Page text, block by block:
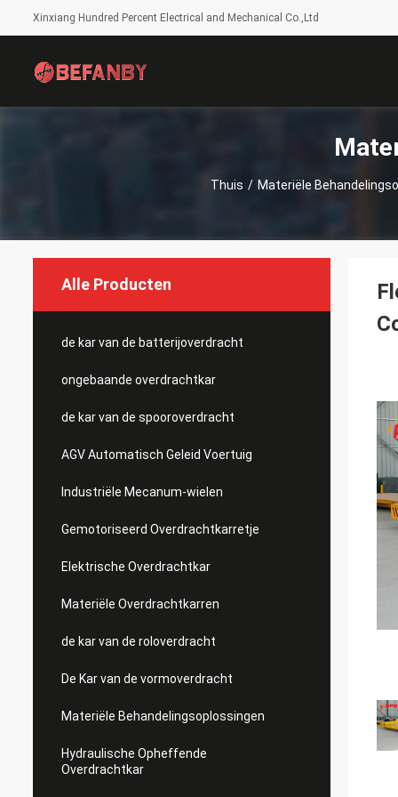
Xinxiang Hundred Percent Electrical and Mechanical Co.,Ltd
Thuis / Materiële
Alle Producten
de kar van de batterijoverdracht
ongebaande overdrachtkar
de kar van de spooroverdracht
AGV Automatisch Geleid Voertuig
Industriële Mecanum-wielen
Gemotoriseerd Overdrachtkarretje
Elektrische Overdrachtkar
Materiële Overdrachtkarren
de kar van de roloverdracht
De Kar van de vormoverdracht
Materiële Behandelingsoplossingen
Hydraulische Opheffende
Overdrachtkar